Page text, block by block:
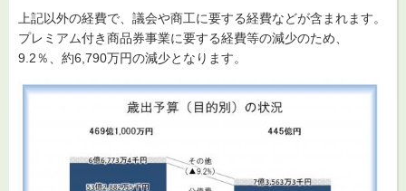
上記以外の経費で、議会や商工に要する経費などが含まれます。
プレミアム付き商品券事業に要する経費等の減少のため、
9.2％、約6,790万円の減少となります。